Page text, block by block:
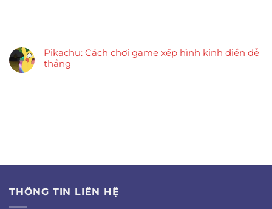
Pikachu: Cách chơi game xếp hình kinh điển dễ
thắng
THÔNG TIN LIÊN HỆ